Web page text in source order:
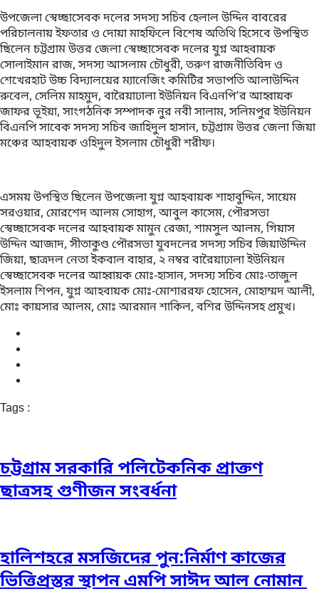
উপজেলা স্বেচ্ছাসেবক দলের সদস্য সচিব হেলাল উদ্দিন বাবরের
পরিচালনায় ইফতার ও দোয়া মাহফিলে বিশেষ অতিথি হিসেবে উপস্থিত
ছিলেন চট্টগ্রাম উত্তর জেলা স্বেচ্ছাসেবক দলের যুগ্ন আহবায়ক
সোলাইমান রাজ, সদস্য আসলাম চৌধুরী, তরুণ রাজনীতিবিদ ও
শেখেরহাট উচ্চ বিদ্যালয়ের ম্যানেজিং কমিটির সভাপতি আলাউদ্দিন
রুবেল, সেলিম মাহমুদ, বারৈয়াঢালা ইউনিয়ন বিএনপি’র আহ্বায়ক
জাফর ভূইয়া, সাংগঠনিক সম্পাদক নুর নবী সালাম, সলিমপুর ইউনিয়ন
বিএনপি সাবেক সদস্য সচিব জাহিদুল হাসান, চট্টগ্রাম উত্তর জেলা জিয়া
মঞ্চের আহবায়ক ওহিদুল ইসলাম চৌধুরী শরীফ।
এসময় উপস্থিত ছিলেন উপজেলা যুগ্ন আহবায়ক শাহাবুদ্দিন, সায়েম
সরওয়ার, মোরশেদ আলম সোহাগ, আবুল কাসেম, পৌরসভা
স্বেচ্ছাসেবক দলের আহবায়ক মামুন রেজা, শামসুল আলম, গিয়াস
উদ্দিন আজাদ, সীতাকুণ্ড পৌরসভা যুবদলের সদস্য সচিব জিয়াউদ্দিন
জিয়া, ছাত্রদল নেতা ইকবাল বাহার, ২ নম্বর বারৈয়াঢালা ইউনিয়ন
স্বেচ্ছাসেবক দলের আহ্বায়ক মোঃ-হাসান, সদস্য সচিব মোঃ-তাজুল
ইসলাম শিপন, যুগ্ন আহবায়ক মোঃ-মোশাররফ হোসেন, মোহাম্মদ আলী,
মোঃ কায়সার আলম, মোঃ আরমান শাকিল, বশির উদ্দিনসহ প্রমুখ।
Tags :
চট্টগ্রাম সরকারি পলিটেকনিক প্রাক্তণ
ছাত্রসহ গুণীজন সংবর্ধনা
হালিশহরে মসজিদের পুন:নির্মাণ কাজের
ভিত্তিপ্রস্তর স্থাপন এমপি সাঈদ আল নোমান ‎